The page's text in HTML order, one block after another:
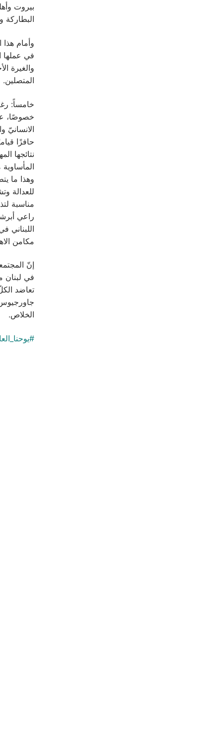
بيروت
البطاركة
وأمام
في عملها
والغيرة
المتصلين.
خامساً:
خصوصًا،
الانسانيّ
حافزًا
نتائجها
وهذا ما
للعدالة
مناسبة
راعي
مكامن
إنّ
في لبنان
تعاضد
الخلاص.